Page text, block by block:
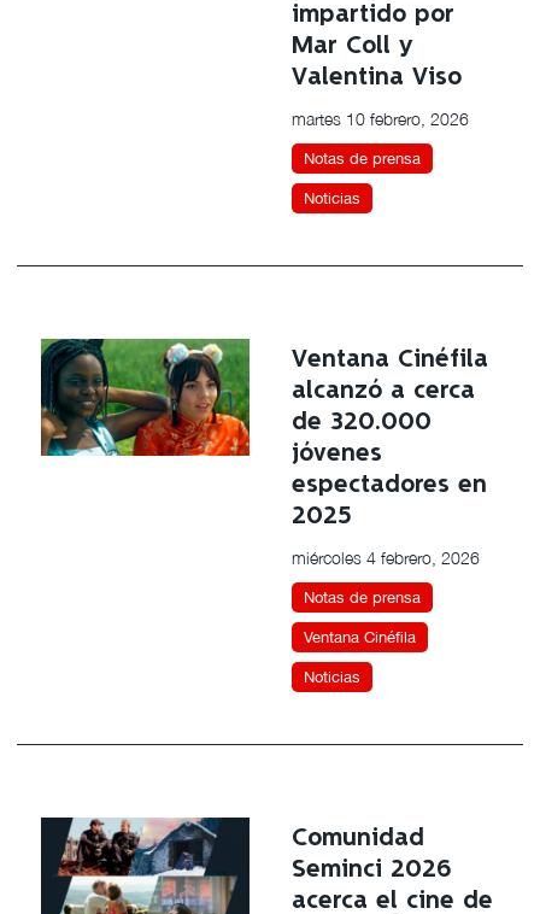
impartido por
Mar Coll y
Valentina Viso
martes 10 febrero, 2026
Notas de prensa
Noticias
Ventana Cinéfila
alcanzó a cerca
de 320.000
jóvenes
espectadores en
2025
miércoles 4 febrero, 2026
Notas de prensa
Ventana Cinéfila
Noticias
Comunidad
Seminci 2026
acerca el cine de